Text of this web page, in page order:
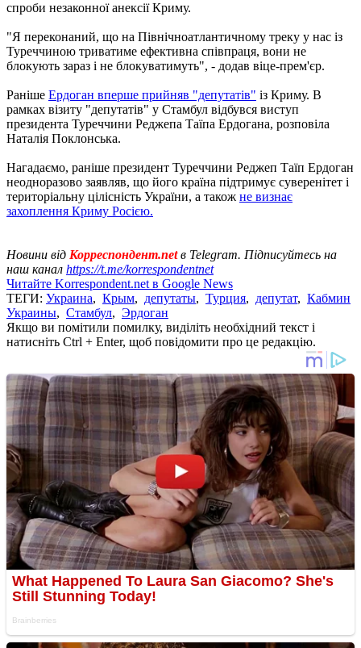
спроби незаконної анексії Криму.
"Я переконаний, що на Північноатлантичному треку у нас із
Туреччиною триватиме ефективна співпраця, вони не
блокують зараз і не блокуватимуть", - додав віце-прем'єр.
Раніше Ердоган вперше прийняв "депутатів" із Криму. В
рамках візиту "депутатів" у Стамбул відбувся виступ
президента Туреччини Реджепа Таїпа Ердогана, розповіла
Наталія Поклонська.
Нагадаємо, раніше президент Туреччини Реджеп Таїп Ердоган
неодноразово заявляв, що його країна підтримує суверенітет і
територіальну цілісність України, а також не визнає
захоплення Криму Росією.
Новини від Корреспондент.netв Telegram. Підписуйтесь на
наш канал https://t.me/korrespondentnet
Читайте Korrespondent.net в Google News
ТЕГИ: Украина, Крым, депутаты, Турция, депутат, Кабмин
Украины, Стамбул, Эрдоган
Якщо ви помітили помилку, виділіть необхідний текст і
натисніть Ctrl + Enter, щоб повідомити про це редакцію.